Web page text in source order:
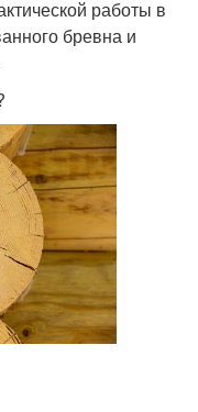
работы в
бревна и